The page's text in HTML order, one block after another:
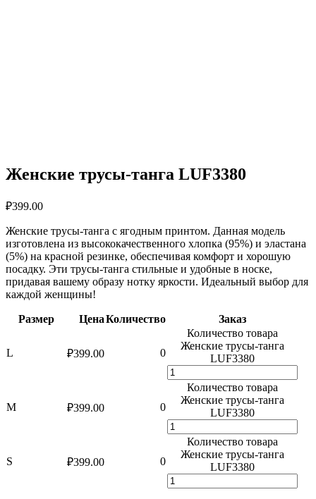
Женские трусы-танга LUF3380
₽399.00
Женские трусы-танга с ягодным принтом. Данная модель
изготовлена из высококачественного хлопка (95%) и эластана
(5%) на красной резинке, обеспечивая комфорт и хорошую
посадку. Эти трусы-танга стильные и удобные в носке,
придавая вашему образу нотку яркости. Идеальный выбор для
каждой женщины!
Размер ЦенаКоличество Заказ
L ₽399.00 0
Количество товара
Женские трусы-танга
LUF3380
M ₽399.00 0
Количество товара
Женские трусы-танга
LUF3380
S ₽399.00 0
Количество товара
Женские трусы-танга
LUF3380